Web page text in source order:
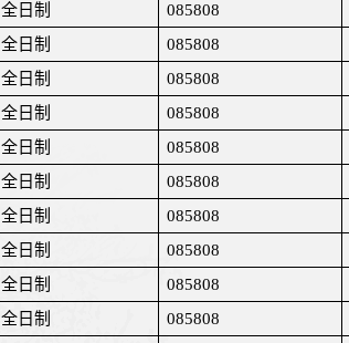
全日制 085808
全日制 085808
全日制 085808
全日制 085808
全日制 085808
全日制 085808
全日制 085808
全日制 085808
全日制 085808
全日制 085808